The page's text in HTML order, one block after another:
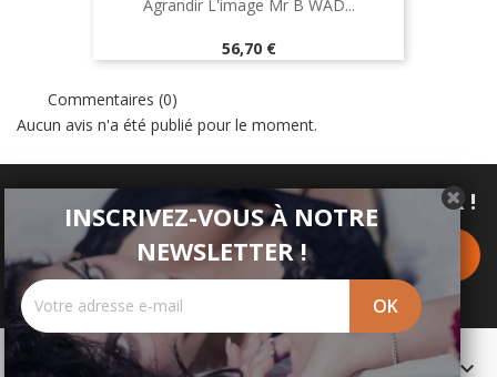
Agrandir L'image Mr B WAD...
Prix
56,70 €
Commentaires (0)
Aucun avis n'a été publié pour le moment.
INSCRIVEZ-VOUS À NOTRE NEWSLETTER !
INSCRIVEZ-VOUS À NOTRE
NEWSLETTER !
PRODUITS 